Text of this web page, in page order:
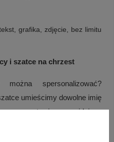
grafika, zdjęcie, bez limitu
i szatce na chrzest
spersonalizować?
umieścimy dowolne imię
a w zestawie przewidziano
i napisów na obu elementach.